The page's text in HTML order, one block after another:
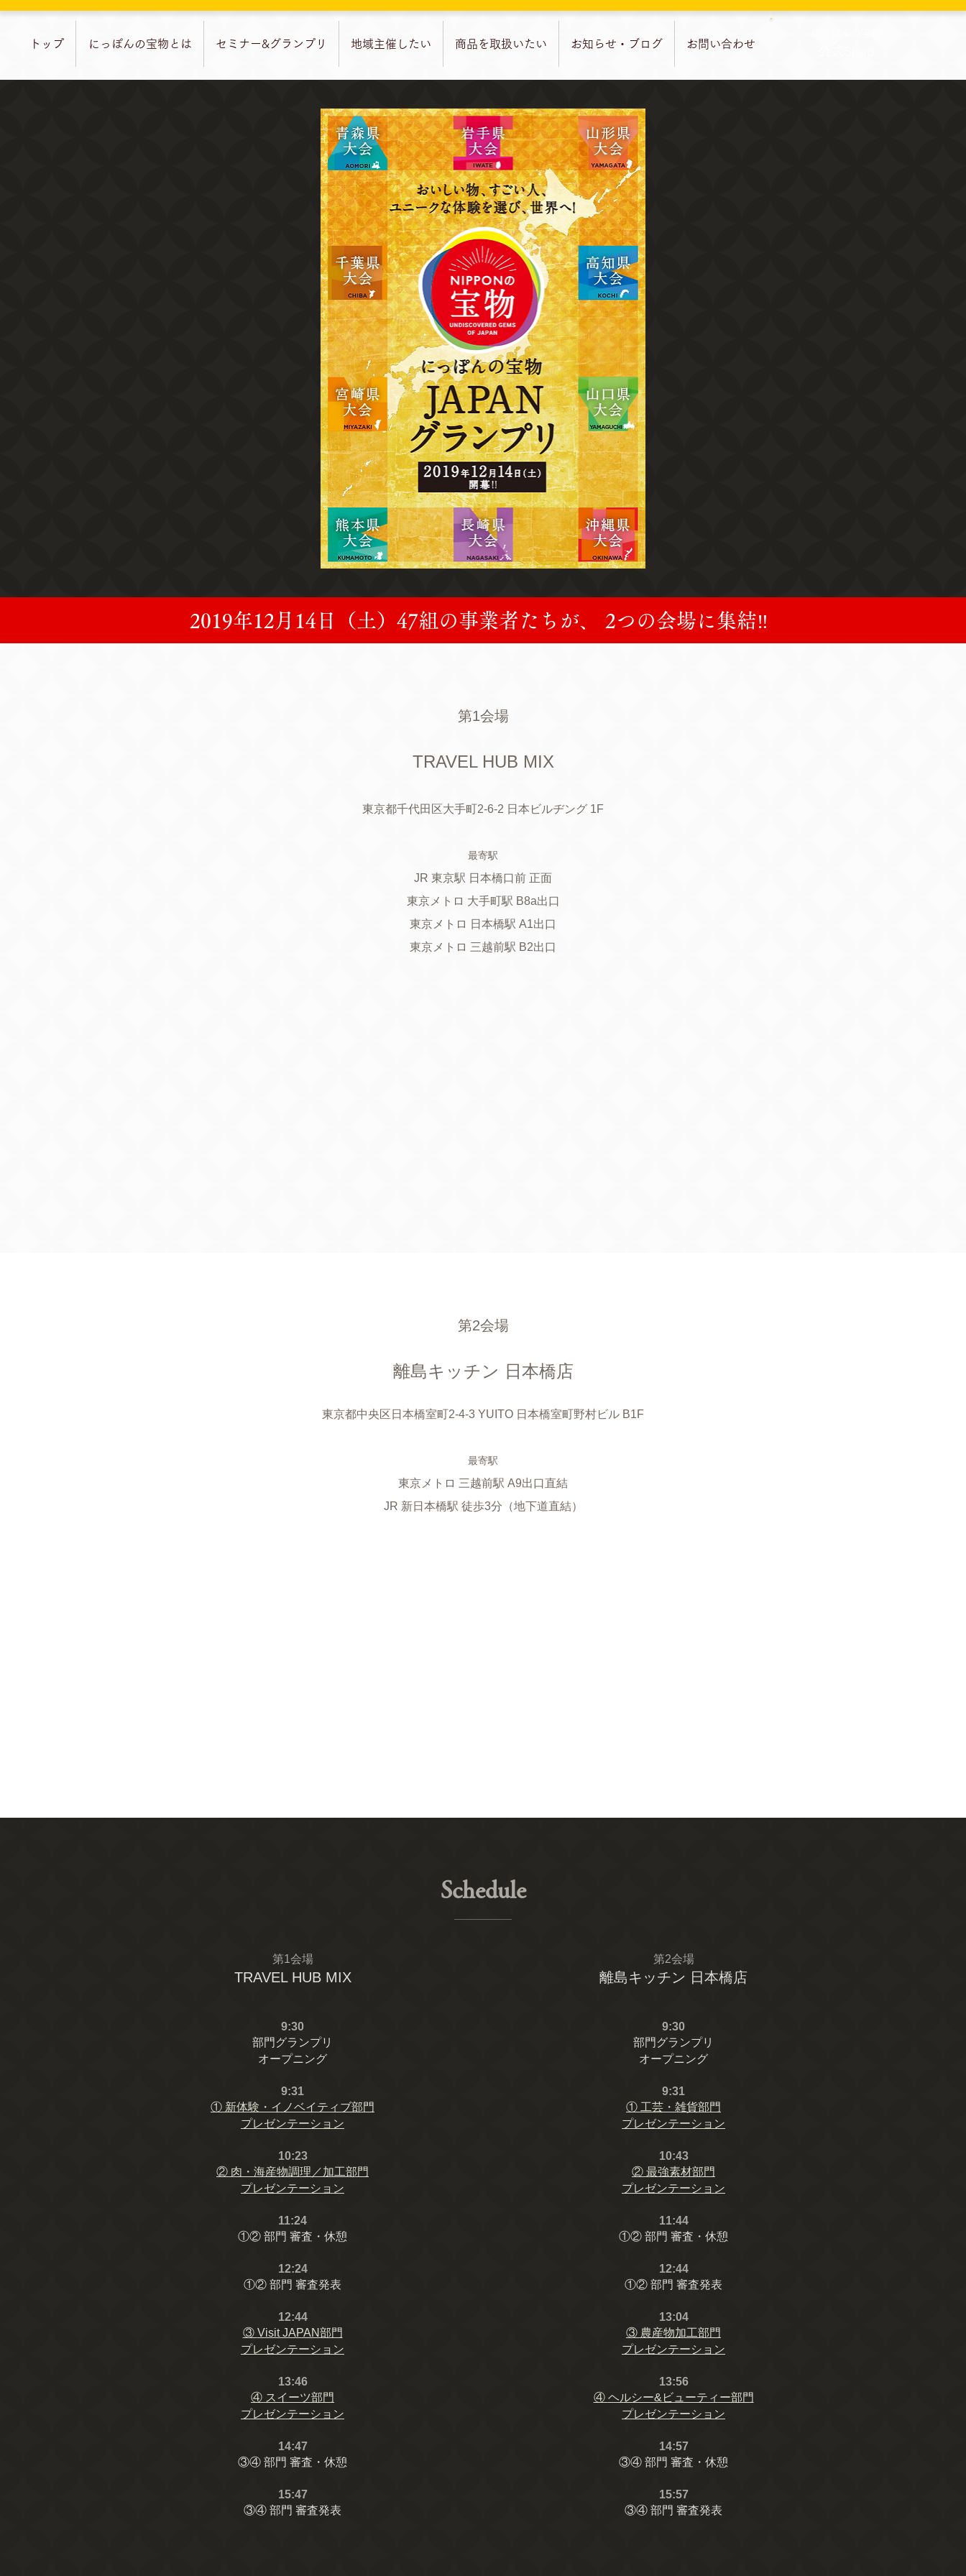
トップ にっぽんの宝物とは セミナー&グランプリ 地域主催したい 商品を取扱いたい お知らせ・ブログ お問い合わせ
2019年12月14日（土） 47組の事業者たちが、 2つの会場に集結‼︎
第1会場
TRAVEL HUB MIX
東京都千代田区大手町2-6-2 日本ビルヂング 1F
​最寄駅
JR 東京駅 日本橋口前 正面
東京メトロ 大手町駅 B8a出口
東京メトロ 日本橋駅 A1出口
東京メトロ 三越前駅 B2出口
第2会場
離島キッチン 日本橋店
東京都中央区日本橋室町2-4-3 YUITO 日本橋室町野村ビル B1F
​最寄駅
東京メトロ 三越前駅 A9出口直結
JR 新日本橋駅 徒歩3分（地下道直結）
Schedule
第1会場
TRAVEL HUB MIX
9:30
部門グランプリ
オープニング
9:31
① 新体験・イノベイティブ部⾨
プレゼンテーション
10:23
② ⾁・海産物調理／加⼯部⾨
プレゼンテーション
11:24
①② 部門 審査・休憩
12:24
①② 部門 審査発表
12:44
③ Visit JAPAN部⾨
プレゼンテーション
13:46
④ スイーツ部⾨
プレゼンテーション
14:47
③④ 部門 審査・休憩
15:47
③④ 部門 審査発表
第2会場
離島キッチン 日本橋店
9:30
部門グランプリ
オープニング
9:31
① ⼯芸・雑貨部⾨
プレゼンテーション
10:43
② 最強素材部⾨
プレゼンテーション
11:44
①② 部門 審査・休憩
12:44
①② 部門 審査発表
13:04
③ 農産物加⼯部⾨
プレゼンテーション
13:56
④ ヘルシー&ビューティー部門
プレゼンテーション
14:57
③④ 部門 審査・休憩
15:57
③④ 部門 審査発表